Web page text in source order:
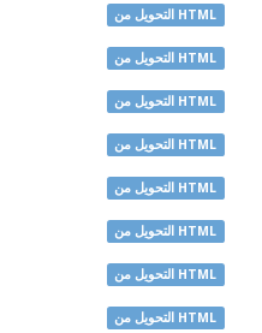
التحويل من HTML
التحويل من HTML
التحويل من HTML
التحويل من HTML
التحويل من HTML
التحويل من HTML
التحويل من HTML
التحويل من HTML